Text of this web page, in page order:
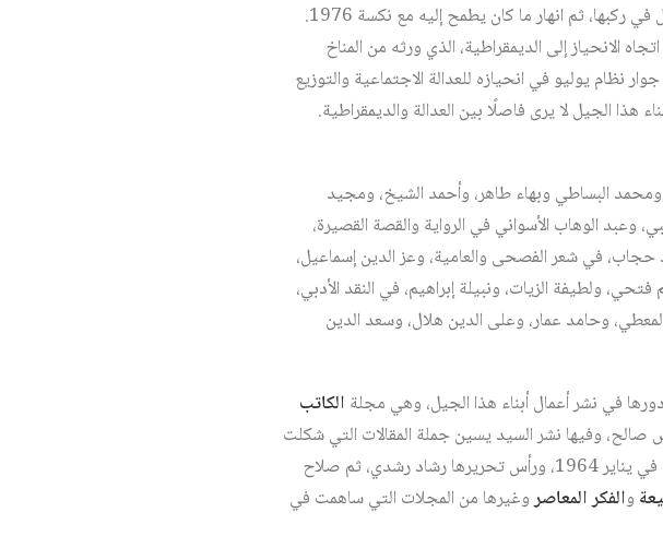
هو الجيل الذي قضى شبابه في حقبة الستينيات، وآمن بأحلام الثورة وآمالها، وعمل في ركبها، ثم انهار ما كان يطمح إليه مع نكسة 1976.
الانحياز إلى الديمقراطية، الذي ورثه من المناخ
نظام يوليو في انحيازه للعدالة الاجتماعية والتوزيع
هذا الجيل لا يرى فاصلًا بين العدالة والديمقراطية.
ومحمد البساطي وبهاء طاهر، وأحمد الشيخ، ومجيد
وعبد الوهاب الأسواني في الرواية والقصة القصيرة،
حجاب، في شعر الفصحى والعامية، وعز الدين إسماعيل،
ولطيفة الزيات، ونبيلة إبراهيم، في النقد الأدبي،
وحامد عمار، وعلى الدين هلال، وسعد الدين
في نشر أعمال أبناء هذا الجيل، وهي مجلة الكاتب
ثم أحمد عباس صالح، وفيها نشر السيد يسين جملة المقالات التي شكلت
في يناير 1964، ورأس تحريرها رشاد رشدي، ثم صلاح
والفكر المعاصروغيرها من المجلات التي ساهمت في